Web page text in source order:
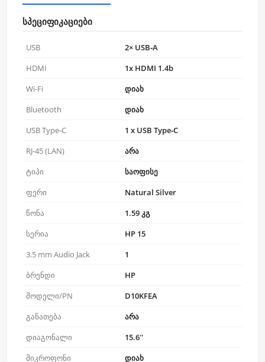
სპეციფიკაციები
USB
2× USB‑A
HDMI
1x HDMI 1.4b
Wi-Fi
დიახ
Bluetooth
დიახ
USB Type-C
1 x USB Type‑C
RJ-45 (LAN)
არა
ტიპი
საოფისე
ფერი
Natural Silver
წონა
1.59 კგ
სერია
HP 15
3.5 mm Audio Jack
1
ბრენდი
HP
მოდელი/PN
D10KFEA
განათება
არა
დიაგონალი
15.6''
მიკროფონი
დიახ